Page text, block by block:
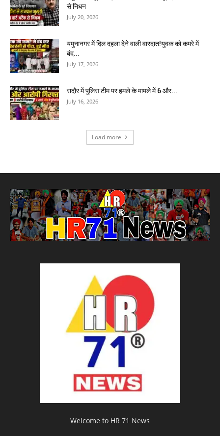
से निधन
July 20, 2026
यमुनानगर में दिल दहला देने वाली वारदात!युवक को कमरे में
बंद...
July 17, 2026
रादौर में पुलिस टीम पर हमले के मामले में 6 और...
July 16, 2026
Load more
Welcome to HR 71 News